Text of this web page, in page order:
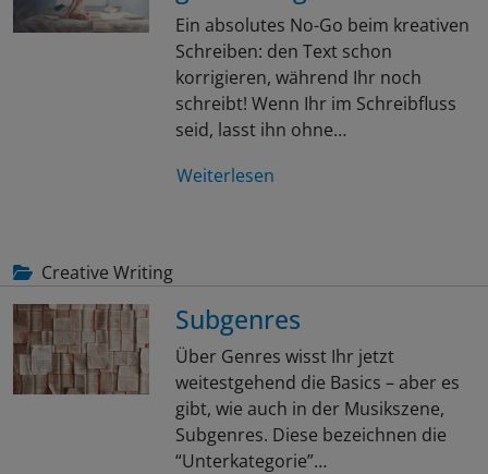
Ein absolutes No-Go beim kreativen
Schreiben: den Text schon
korrigieren, während Ihr noch
schreibt! Wenn Ihr im Schreibfluss
seid, lasst ihn ohne…
Weiterlesen
Creative Writing
Subgenres
Über Genres wisst Ihr jetzt
weitestgehend die Basics – aber es
gibt, wie auch in der Musikszene,
Subgenres. Diese bezeichnen die
“Unterkategorie”…